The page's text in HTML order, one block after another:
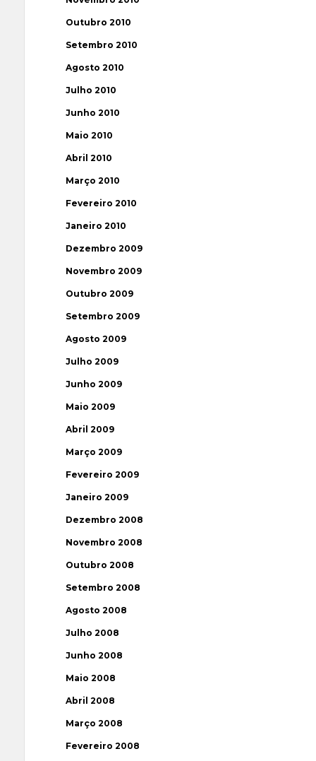
Outubro 2010
Setembro 2010
Agosto 2010
Julho 2010
Junho 2010
Maio 2010
Abril 2010
Março 2010
Fevereiro 2010
Janeiro 2010
Dezembro 2009
Novembro 2009
Outubro 2009
Setembro 2009
Agosto 2009
Julho 2009
Junho 2009
Maio 2009
Abril 2009
Março 2009
Fevereiro 2009
Janeiro 2009
Dezembro 2008
Novembro 2008
Outubro 2008
Setembro 2008
Agosto 2008
Julho 2008
Junho 2008
Maio 2008
Abril 2008
Março 2008
Fevereiro 2008